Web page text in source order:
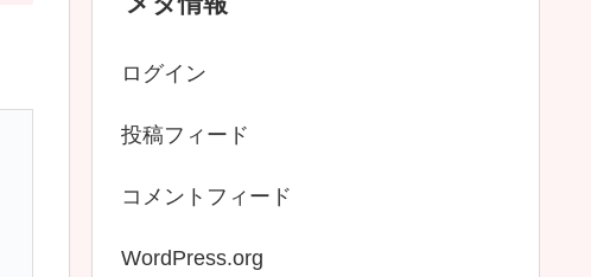
ログイン
投稿フィード
コメントフィード
WordPress.org